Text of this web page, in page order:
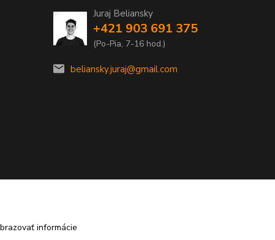
Juraj Beliansky
+421 903 691 375
(Po-Pia, 7-16 hod.)
beliansky.juraj@gmail.com
informácie